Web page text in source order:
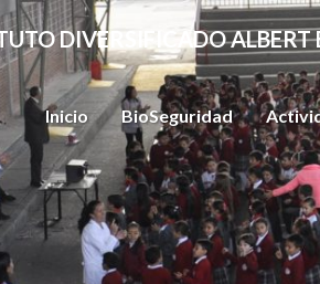
DIVERSIFICADO ALBERT
Inicio BioSeguridad